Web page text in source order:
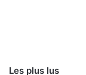
Les plus lus